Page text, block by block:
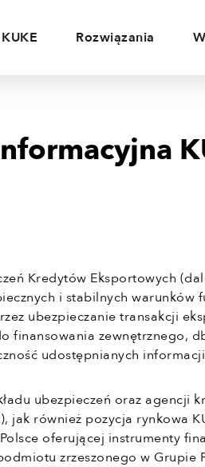
Rozwiązania
Kredytów Eksportowych
i stabilnych warunków
ubezpieczanie transakcji
finansowania zewnętrznego,
udostępnianych
ubezpieczeń oraz agencji
jak również pozycja rynkowa
oferującej instrumenty
zrzeszonego w Grupie